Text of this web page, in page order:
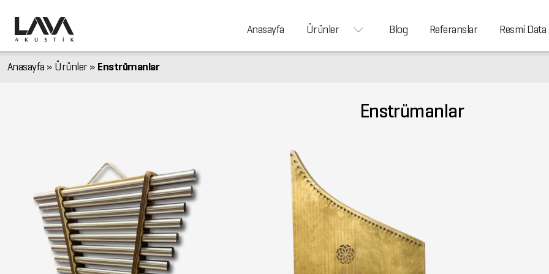
Anasayfa Ürünler Blog Referanslar Resmi Data
Anasayfa » Ürünler» Enstrümanlar
Enstrümanlar